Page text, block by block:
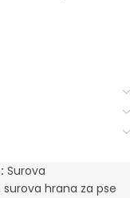
Surova
surova hrana za pse